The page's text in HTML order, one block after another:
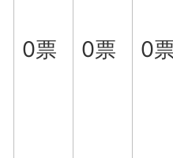
0票 0票 0